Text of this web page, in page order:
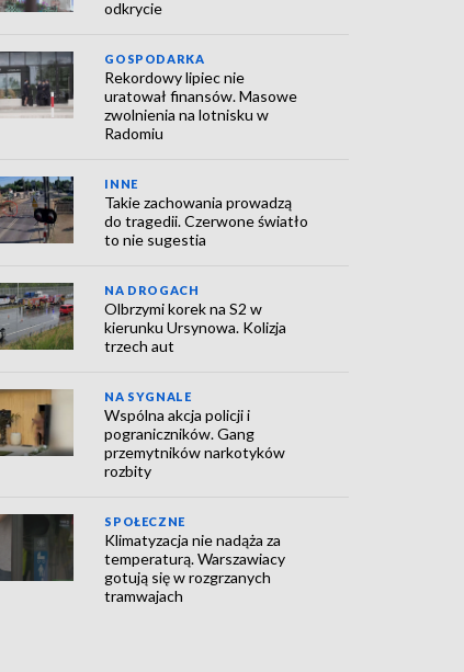
odkrycie
GOSPODARKA
Rekordowy lipiec nie
uratował finansów. Masowe
zwolnienia na lotnisku w
Radomiu
INNE
Takie zachowania prowadzą
do tragedii. Czerwone światło
to nie sugestia
NA DROGACH
Olbrzymi korek na S2 w
kierunku Ursynowa. Kolizja
trzech aut
NA SYGNALE
Wspólna akcja policji i
pograniczników. Gang
przemytników narkotyków
rozbity
SPOŁECZNE
Klimatyzacja nie nadąża za
temperaturą. Warszawiacy
gotują się w rozgrzanych
tramwajach